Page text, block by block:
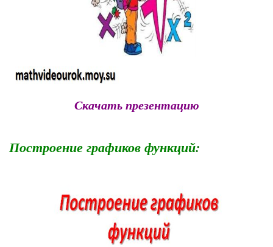
Скачать презентацию
Построение графиков функций: